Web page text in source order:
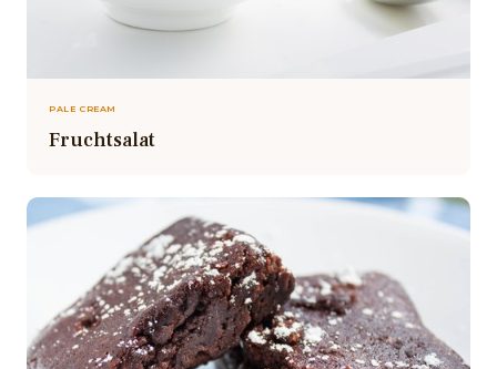
PALE CREAM
Fruchtsalat